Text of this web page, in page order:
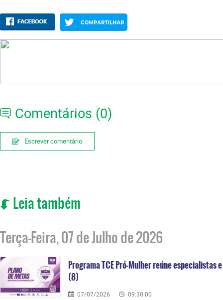
Comentários (0)
Escrever comentário
Leia também
Terça-Feira, 07 de Julho de 2026
Programa TCE Pró-Mulher reúne
(8)
07/07/2026 09:30:00